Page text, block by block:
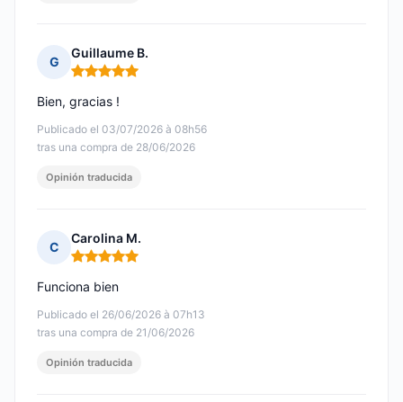
G
Guillaume B.
Nota: 5 de 5
Publicado el 03/07/2026 à 08h56
tras una compra de 28/06/2026
Bien, gracias !
Opinión traducida
C
Carolina M.
Nota: 5 de 5
Publicado el 26/06/2026 à 07h13
tras una compra de 21/06/2026
Funciona bien
Opinión traducida